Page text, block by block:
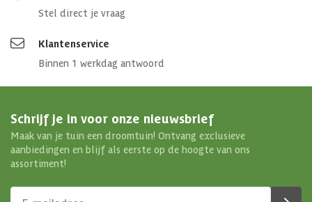
Stel direct je vraag
Klantenservice
Binnen 1 werkdag antwoord
Schrijf je in voor onze nieuwsbrief
Maak van je tuin een droomtuin! Ontvang exclusieve
aanbiedingen en blijf als eerste op de hoogte van ons
assortiment!